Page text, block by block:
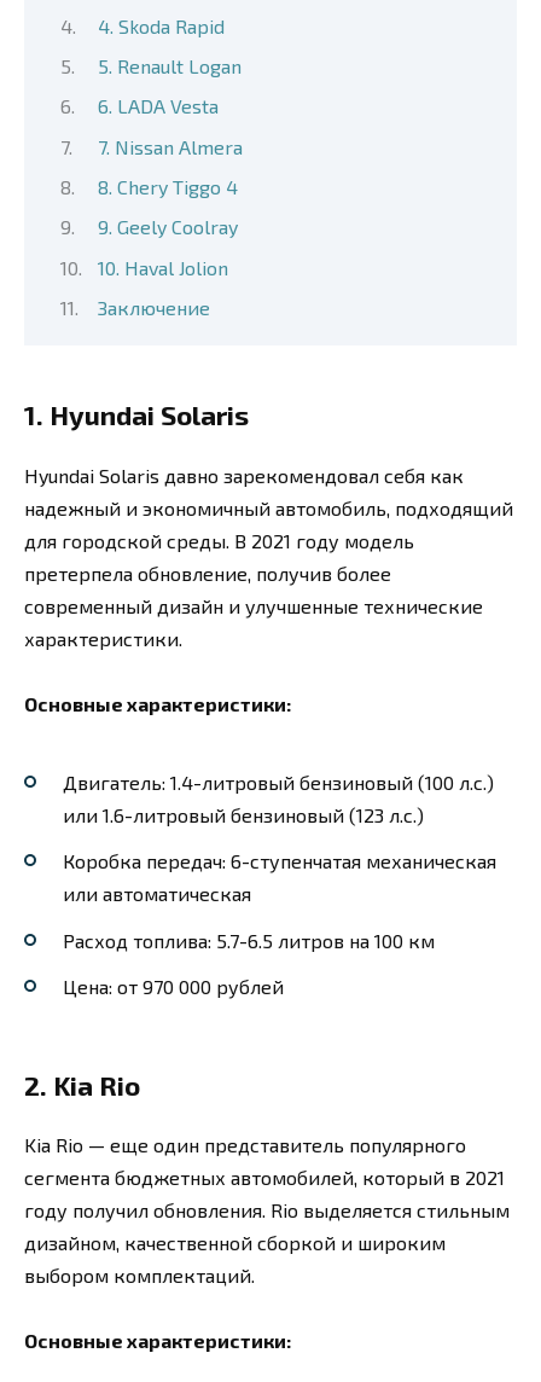
4. Skoda Rapid
5. Renault Logan
6. LADA Vesta
7. Nissan Almera
8. Chery Tiggo 4
9. Geely Coolray
10. Haval Jolion
Заключение
1. Hyundai Solaris
Hyundai Solaris давно зарекомендовал себя как
надежный и экономичный автомобиль, подходящий
для городской среды. В 2021 году модель
претерпела обновление, получив более
современный дизайн и улучшенные технические
характеристики.
Основные характеристики:
Двигатель: 1.4-литровый бензиновый (100 л.с.)
или 1.6-литровый бензиновый (123 л.с.)
Коробка передач: 6-ступенчатая механическая
или автоматическая
Расход топлива: 5.7-6.5 литров на 100 км
Цена: от 970 000 рублей
2. Kia Rio
Kia Rio — еще один представитель популярного
сегмента бюджетных автомобилей, который в 2021
году получил обновления. Rio выделяется стильным
дизайном, качественной сборкой и широким
выбором комплектаций.
Основные характеристики: